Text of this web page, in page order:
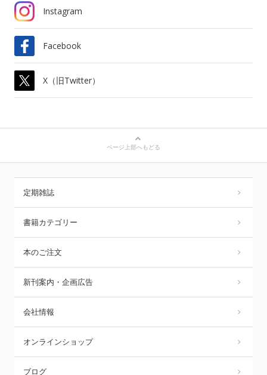
Instagram
Facebook
X（旧Twitter）
ページ上部へもどる
定期雑誌
書籍カテゴリー
本のご注文
新刊案内・企画広告
会社情報
オンラインショップ
ブログ